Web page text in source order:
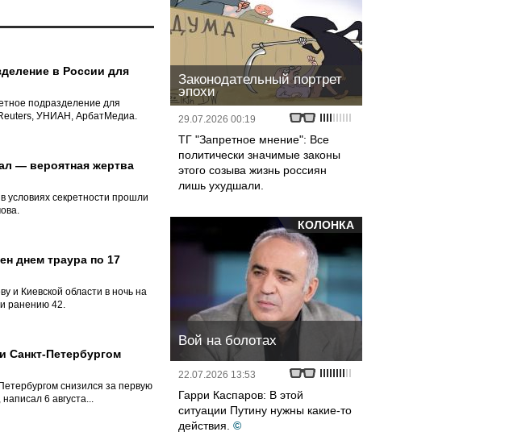
в России для
подразделение для
УНИАН, АрбатМедиа.
— вероятная жертва
условиях секретности прошли
днем траура по 17
и Киевской области в ночь на
и ранению 42.
Санкт-Петербургом
снизился за первую
6 августа...
Законодательный портрет
эпохи
29.07.2026 00:19
ТГ "Запретное мнение": Все
политически значимые законы
этого созыва жизнь россиян
лишь ухудшали.
КОЛОНКА
Вой на болотах
22.07.2026 13:53
Гарри Каспаров: В этой
ситуации Путину нужны какие-то
действия. ©